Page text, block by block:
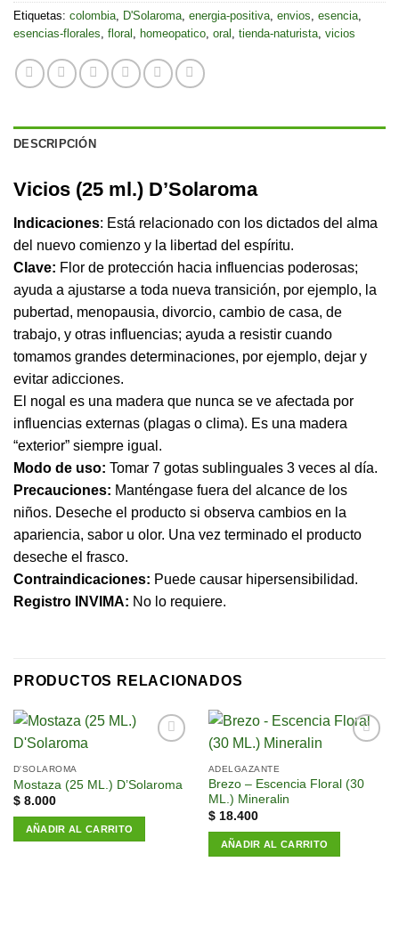
Etiquetas: colombia, D'Solaroma, energia-positiva, envios, esencia,
esencias-florales, floral , homeopatico, oral , tienda-naturista, vicios
DESCRIPCIÓN
Vicios (25 ml.) D’Solaroma
Indicaciones: Está relacionado con los dictados del alma
del nuevo comienzo y la libertad del espíritu.
Clave: Flor de protección hacia influencias poderosas;
ayuda a ajustarse a toda nueva transición, por ejemplo, la
pubertad, menopausia, divorcio, cambio de casa, de
trabajo, y otras influencias; ayuda a resistir cuando
tomamos grandes determinaciones, por ejemplo, dejar y
evitar adicciones.
El nogal es una madera que nunca se ve afectada por
influencias externas (plagas o clima). Es una madera
“exterior” siempre igual.
Modo de uso: Tomar 7 gotas sublinguales 3 veces al día.
Precauciones: Manténgase fuera del alcance de los
niños. Deseche el producto si observa cambios en la
apariencia, sabor u olor. Una vez terminado el producto
deseche el frasco.
Contraindicaciones: Puede causar hipersensibilidad.
Registro INVIMA: No lo requiere.
PRODUCTOS RELACIONADOS
deseos
D'SOLAROMA
Mostaza (25 ML.) D’Solaroma
$8.000
AÑADIR AL CARRITO
lista de
deseos
ADELGAZANTE
Brezo – Escencia Floral (30
ML.) Mineralin
$18.400
AÑADIR AL CARRITO